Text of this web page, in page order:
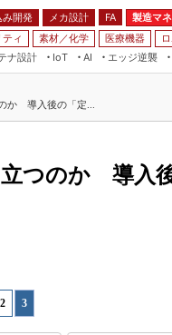
み開発 メカ設計 FA 製造マ
ィ 素材／化学 医療機器
ナ設計
IoT
AI
エッジ逆襲
JIMTOF
IIFES
スマート工場EXPO
つながるクルマ
フィールドサービス
FA
モビリティ
か 導入後の「定...
つのか 導入
2 3